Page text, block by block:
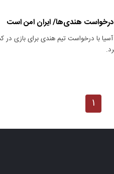
آسیا با درخواست تیم هندی برای بازی
۱